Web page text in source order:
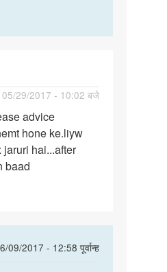
05/29/2017 - 10:02 बजे
advice
hone ke.liyw
hai...after
baad
09/2017 - 12:58 पूर्वान्ह